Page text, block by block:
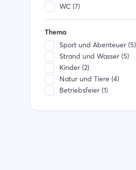
WC (7)
Thema
Sport und Abenteuer (5)
Strand und Wasser (5)
Kinder (2)
Natur und Tiere (4)
Betriebsfeier (1)